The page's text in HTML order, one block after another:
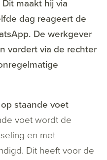
maakt hij via
dag reageert de
De werkgever
vordert via de rechter
staande voet
voet wordt de
en met
Dit heeft voor de